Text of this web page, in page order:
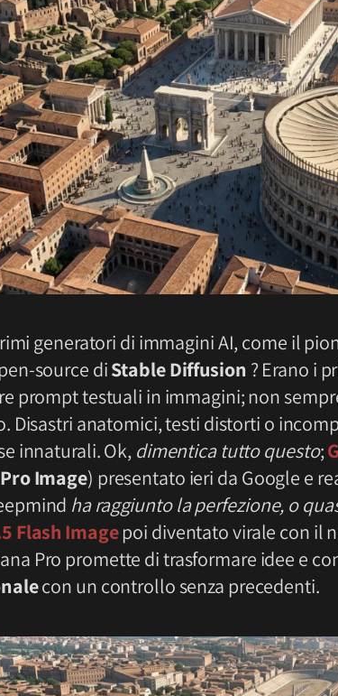
generatori di immagini AI, come il
source diStable Diffusion ? Erano i
prompt testuali in immagini; non
Disastri anatomici, testi distorti o
innaturali. Ok, dimentica tutto questo;
Image) presentato ieri da Google e
ha raggiunto la perfezione, o
Flash Imagepoi diventato virale con il
Pro promette di trasformare idee e
con un controllo senza precedenti.